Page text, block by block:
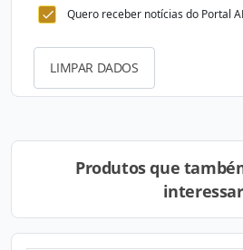
Quero receber notícias do Portal
LIMPAR DADOS
Produtos que
interessar